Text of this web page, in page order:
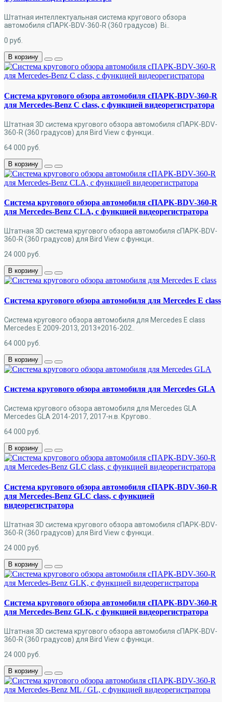
Штатная интеллектуальная система кругового обзора
автомобиля сПАРК-BDV-360-R (360 градусов) Bi..
0 руб.
В корзину
Система кругового обзора автомобиля сПАРК-BDV-360-R
для Mercedes-Benz C class, с функцией видеорегистратора
Штатная 3D система кругового обзора автомобиля сПАРК-BDV-
360-R (360 градусов) для Bird View с функци..
64 000 руб.
В корзину
Система кругового обзора автомобиля сПАРК-BDV-360-R
для Mercedes-Benz CLA, с функцией видеорегистратора
Штатная 3D система кругового обзора автомобиля сПАРК-BDV-
360-R (360 градусов) для Bird View с функци..
24 000 руб.
В корзину
Cистема кругового обзора автомобиля для Mercedes E class
Cистема кругового обзора автомобиля для Mercedes E class
Mercedes E 2009-2013, 2013+2016-202..
64 000 руб.
В корзину
Cистема кругового обзора автомобиля для Mercedes GLA
Cистема кругового обзора автомобиля для Mercedes GLA
Mercedes GLA 2014-2017, 2017-н.в. Кругово..
64 000 руб.
В корзину
Система кругового обзора автомобиля сПАРК-BDV-360-R
для Mercedes-Benz GLC class, с функцией
видеорегистратора
Штатная 3D система кругового обзора автомобиля сПАРК-BDV-
360-R (360 градусов) для Bird View с функци..
24 000 руб.
В корзину
Система кругового обзора автомобиля сПАРК-BDV-360-R
для Mercedes-Benz GLK, с функцией видеорегистратора
Штатная 3D система кругового обзора автомобиля сПАРК-BDV-
360-R (360 градусов) для Bird View с функци..
24 000 руб.
В корзину